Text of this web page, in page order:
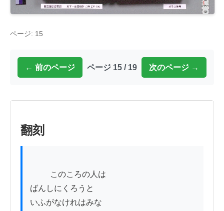
ページ: 15
← 前のページ ページ 15 / 19 次のページ →
翻刻
ばんしにくろうと
いふがなけれはみな